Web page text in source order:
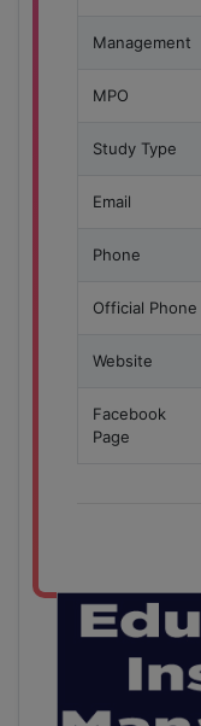
Management
MPO
Study Type
Email
Phone
Official Phone
Website
Facebook
Page